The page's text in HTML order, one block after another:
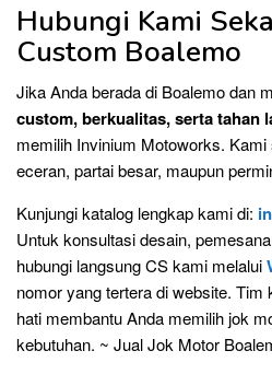
Hubungi Kami
Custom Boalemo
Jika Anda berada di Boalemo dan
custom, berkualitas, serta tahan
memilih Invinium Motoworks.
eceran, partai besar, maupun
Kunjungi katalog lengkap kami di:
Untuk konsultasi desain,
hubungi langsung CS kami melalui
nomor yang tertera di website. Tim
hati membantu Anda memilih jok
kebutuhan. ~ Jual Jok Motor